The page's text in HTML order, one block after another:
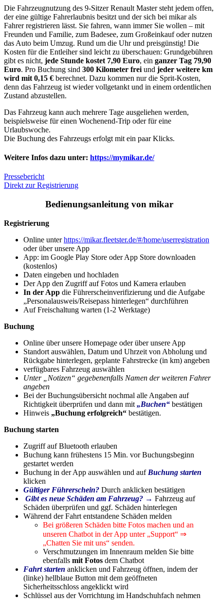
Die Fahrzeugnutzung des 9-Sitzer Renault Master steht jedem offen,
der eine gültige Fahrerlaubnis besitzt und der sich bei mikar als
Fahrer registrieren lässt. Sie fahren, wann immer Sie wollen – mit
Freunden und Familie, zum Badesee, zum Großeinkauf oder nutzen
das Auto beim Umzug. Rund um die Uhr und preisgünstig! Die
Kosten für die Entleiher sind leicht zu überschauen: Grundgebühren
gibt es nicht, jede Stunde kostet 7,90 Euro, ein ganzer Tag 79,90
Euro. Pro Buchung sind 300 Kilometer frei und jeder weitere km
wird mit 0,15 € berechnet. Dazu kommen nur die Sprit-Kosten,
denn das Fahrzeug ist wieder vollgetankt und in einem ordentlichen
Zustand abzustellen.
Das Fahrzeug kann auch mehrere Tage ausgeliehen werden,
beispielsweise für einen Wochenend-Trip oder für eine
Urlaubswoche.
Die Buchung des Fahrzeugs erfolgt mit ein paar Klicks.
Weitere Infos dazu unter: https://mymikar.de/
Pressebericht
Direkt zur Registrierung
Bedienungsanleitung von mikar
Registrierung
Online unterhttps://mikar.fleetster.de/#/home/userregistration
oder über unsere App
App: im Google Play Store oder App Store downloaden
(kostenlos)
Daten eingeben und hochladen
Der App den Zugriff auf Fotos und Kamera erlauben
In der App die Führerscheinverifizierung und die Aufgabe
„Personalausweis/Reisepass hinterlegen“ durchführen
Auf Freischaltung warten (1-2 Werktage)
Buchung
Online über unsere Homepage oder über unsere App
Standort auswählen, Datum und Uhrzeit von Abholung und
Rückgabe hinterlegen, geplante Fahrstrecke (in km) angeben
verfügbares Fahrzeug auswählen
Unter „Notizen“ gegebenenfalls Namen der weiteren Fahrer
angeben
Bei der Buchungsübersicht nochmal alle Angaben auf
Richtigkeit überprüfen und dann mit „Buchen“ bestätigen
Hinweis „Buchung erfolgreich“ bestätigen.
Buchung starten
Zugriff auf Bluetooth erlauben
Buchung kann frühestens 15 Min. vor Buchungsbeginn
gestartet werden
Buchung in der App auswählen und auf Buchung starten
klicken
Gültiger Führerschein? Durch anklicken bestätigen
Gibt es neue Schäden am Fahrzeug? → Fahrzeug auf
Schäden überprüfen und ggf. Schäden hinterlegen
Während der Fahrt entstandene Schäden melden
Bei größeren Schäden bitte Fotos machen und an
unseren Chatbot in der App unter „Support“ ⇒
„Chatten Sie mit uns“ senden.
Verschmutzungen im Innenraum melden Sie bitte
ebenfalls mit Fotos dem Chatbot
Fahrt starten anklicken und Fahrzeug öffnen, indem der
(linke) hellblaue Button mit dem geöffneten
Sicherheitsschloss angeklickt wird
Schlüssel aus der Vorrichtung im Handschuhfach nehmen